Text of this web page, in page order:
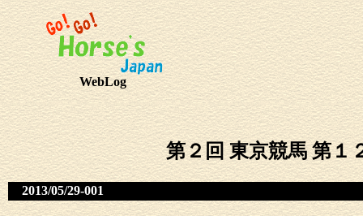
WebLog
第２回 東京競馬 第１
2013/05/29-001